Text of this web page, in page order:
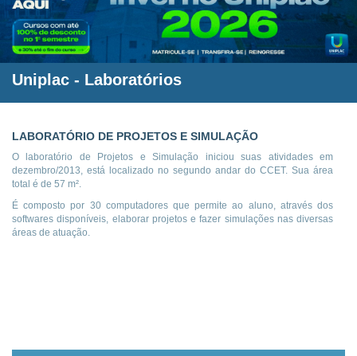
Uniplac - Laboratórios
LABORATÓRIO DE PROJETOS E SIMULAÇÃO
O laboratório de Projetos e Simulação iniciou suas atividades em
dezembro/2013, está localizado no segundo andar do CCET. Sua área
total é de 57 m².
É composto por 30 computadores que permite ao aluno, através dos
softwares disponíveis, elaborar projetos e fazer simulações nas diversas
áreas de atuação.